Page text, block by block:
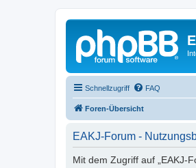
Schnellzugriff FAQ
Foren-Übersicht
EAKJ-Forum -
Mit dem Zugriff auf „EAKJ-